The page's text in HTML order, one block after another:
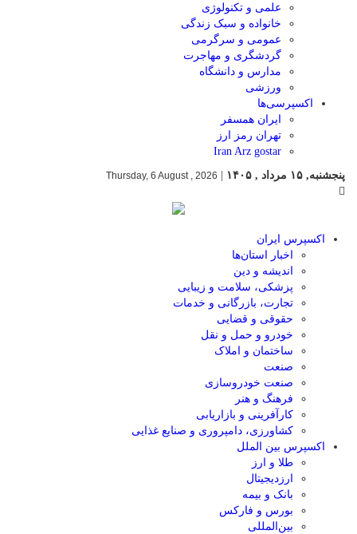
علمی و تکنولوژی
خانواده و سبک زندگی
عمومی و سرگرمی
گردشگری و مهاجرت
مدارس و دانشگاه
ورزشی
اکسپرسی‌ها
ایران همسفر
تهران رمز ارز
Iran Arz gostar
پنجشنبه, ۱۵ مرداد , ۱۴۰۵
Thursday, 6 August , 2026
اکسپرس ایران
اخبار استان‌ها
اندیشه و دین
پزشکی، سلامت و زیبایی
تجارت، بازرگانی و خدمات
حقوقی و قضایی
خودرو و حمل و نقل
ساختمان و املاک
صنعت
صنعت خودروسازی
فرهنگ و هنر
کارآفرینی و بازاریابی
کشاورزی، دامپروری و صنایع غذایی
اکسپرس بین الملل
طلا و ارز
ارزدیجیتال
بانک و بیمه
بورس و فارکس
بین‌المللی